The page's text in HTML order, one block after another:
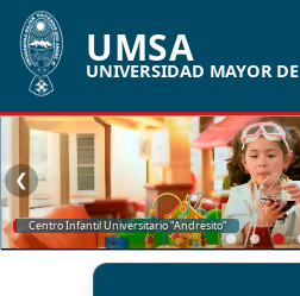
UMSA
UNIVERSIDAD MAYOR
SSUE
❮